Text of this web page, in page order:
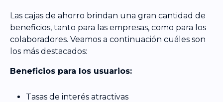
Las cajas de ahorro brindan una gran cantidad de
beneficios, tanto para las empresas, como para los
colaboradores. Veamos a continuación cuáles son
los más destacados:
Beneficios para los usuarios:
Tasas de interés atractivas